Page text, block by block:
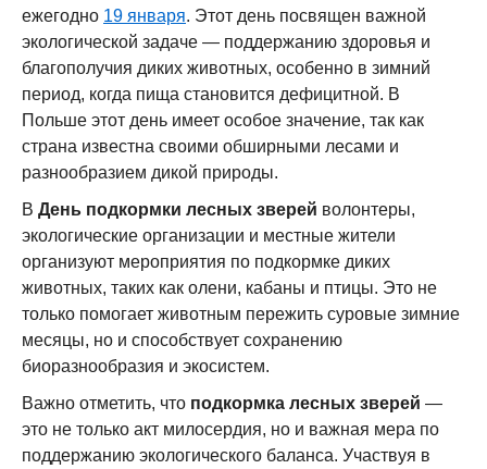
ежегодно 19 января. Этот день посвящен важной
экологической задаче — поддержанию здоровья и
благополучия диких животных, особенно в зимний
период, когда пища становится дефицитной. В
Польше этот день имеет особое значение, так как
страна известна своими обширными лесами и
разнообразием дикой природы.
В День подкормки лесных зверей волонтеры,
экологические организации и местные жители
организуют мероприятия по подкормке диких
животных, таких как олени, кабаны и птицы. Это не
только помогает животным пережить суровые зимние
месяцы, но и способствует сохранению
биоразнообразия и экосистем.
Важно отметить, что подкормка лесных зверей —
это не только акт милосердия, но и важная мера по
поддержанию экологического баланса. Участвуя в